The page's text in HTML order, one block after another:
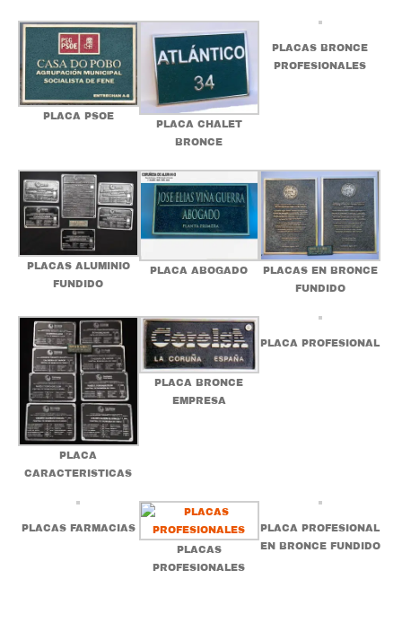
PLACA PSOE
PLACA CHALET
BRONCE
PLACAS BRONCE
PROFESIONALES
PLACAS ALUMINIO
FUNDIDO
PLACA ABOGADO
PLACAS EN BRONCE
FUNDIDO
PLACA
CARACTERISTICAS
PLACA BRONCE
EMPRESA
PLACA PROFESIONAL
PLACAS FARMACIAS
PLACAS
PROFESIONALES
PLACA PROFESIONAL
EN BRONCE FUNDIDO